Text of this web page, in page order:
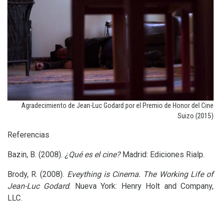
Agradecimiento de Jean-Luc Godard por el Premio de Honor del Cine
Suizo (2015)
Referencias
Bazin, B. (2008). ¿Qué es el cine?Madrid: Ediciones Rialp.
Brody, R. (2008). Eveything is Cinema. The Working Life of
Jean-Luc Godard. Nueva York: Henry Holt and Company,
LLC.